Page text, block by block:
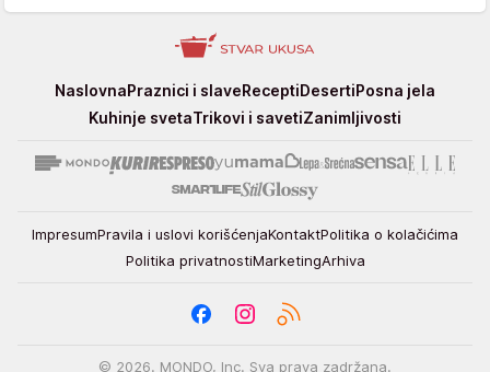
StvarNaslovnaPraznici i slaveReceptiDesertiPosna jela
Kuhinje svetaTrikovi i savetiZanimljivosti
ImpresumPravila i uslovi korišćenjaKontaktPolitika o kolačićima
Politika privatnostiMarketingArhiva
© 2026. MONDO, Inc. Sva prava zadržana.